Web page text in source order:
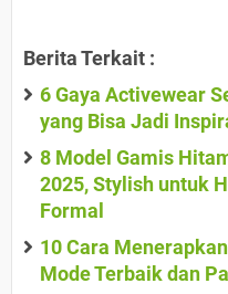
Berita Terkait :
6 Gaya Activewear
yang Bisa Jadi
8 Model Gamis
2025, Stylish untuk
Formal
10 Cara
Mode Terbaik dan